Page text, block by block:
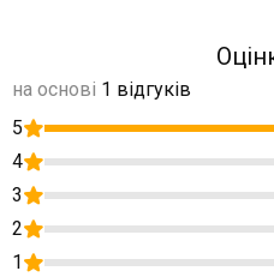
на основі 1 відгуків
5
4
3
2
1